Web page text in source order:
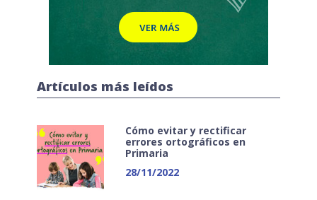
Artículos más leídos
Cómo evitar y rectificar
errores ortográficos en
Primaria
28/11/2022